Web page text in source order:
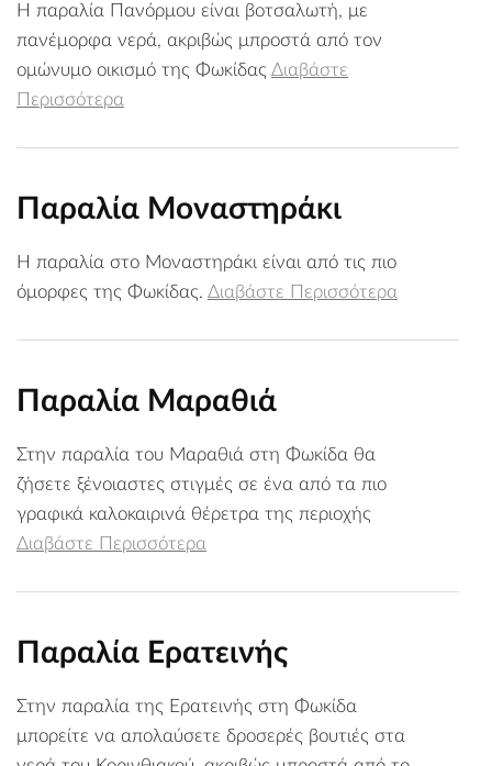
Η παραλία Πανόρμου είναι βοτσαλωτή, με
πανέμορφα νερά, ακριβώς μπροστά από τον
ομώνυμο οικισμό της Φωκίδας Διαβάστε
Περισσότερα
Παραλία Μοναστηράκι
Η παραλία στο Μοναστηράκι είναι από τις πιο
όμορφες της Φωκίδας. Διαβάστε Περισσότερα
Παραλία Μαραθιά
Στην παραλία του Μαραθιά στη Φωκίδα θα
ζήσετε ξένοιαστες στιγμές σε ένα από τα πιο
γραφικά καλοκαιρινά θέρετρα της περιοχής
Διαβάστε Περισσότερα
Παραλία Ερατεινής
Στην παραλία της Ερατεινής στη Φωκίδα
μπορείτε να απολαύσετε δροσερές βουτιές στα